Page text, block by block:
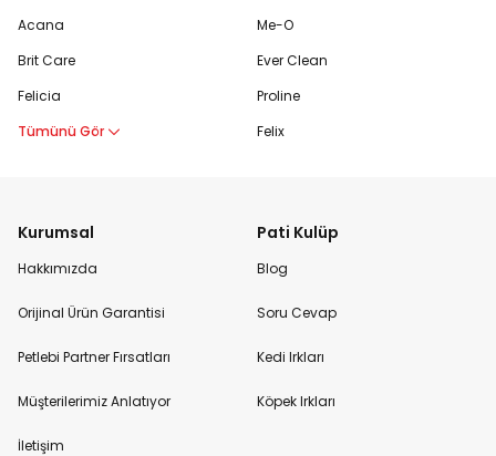
Acana
Brit Care
Felicia
Tümünü Gör
Me-O
Ever Clean
Proline
Felix
Kurumsal
Hakkımızda
Orijinal Ürün Garantisi
Petlebi Partner Fırsatları
Müşterilerimiz Anlatıyor
İletişim
Pati Kulüp
Blog
Soru Cevap
Kedi Irkları
Köpek Irkları